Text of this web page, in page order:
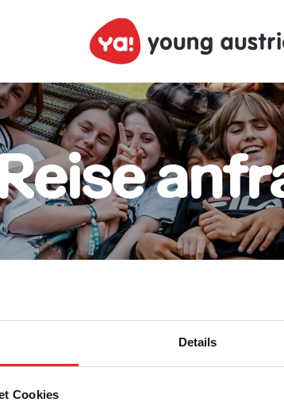
Details
Cookies